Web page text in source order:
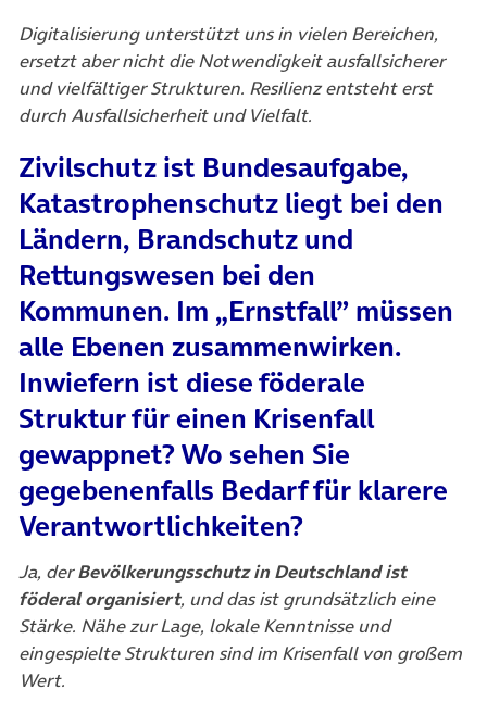
Digitalisierung unterstützt uns in vielen Bereichen,
ersetzt aber nicht die Notwendigkeit ausfallsicherer
und vielfältiger Strukturen. Resilienz entsteht erst
durch Ausfallsicherheit und Vielfalt.
Zivilschutz ist Bundesaufgabe,
Katastrophenschutz liegt bei den
Ländern, Brandschutz und
Rettungswesen bei den
Kommunen. Im „Ernstfall” müssen
alle Ebenen zusammenwirken.
Inwiefern ist diese föderale
Struktur für einen Krisenfall
gewappnet? Wo sehen Sie
gegebenenfalls Bedarf für klarere
Verantwortlichkeiten?
Ja, derBevölkerungsschutz in Deutschland ist
föderal organisiert, und das ist grundsätzlich eine
Stärke. Nähe zur Lage, lokale Kenntnisse und
eingespielte Strukturen sind im Krisenfall von großem
Wert.